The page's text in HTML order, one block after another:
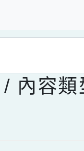
容會更
內容類